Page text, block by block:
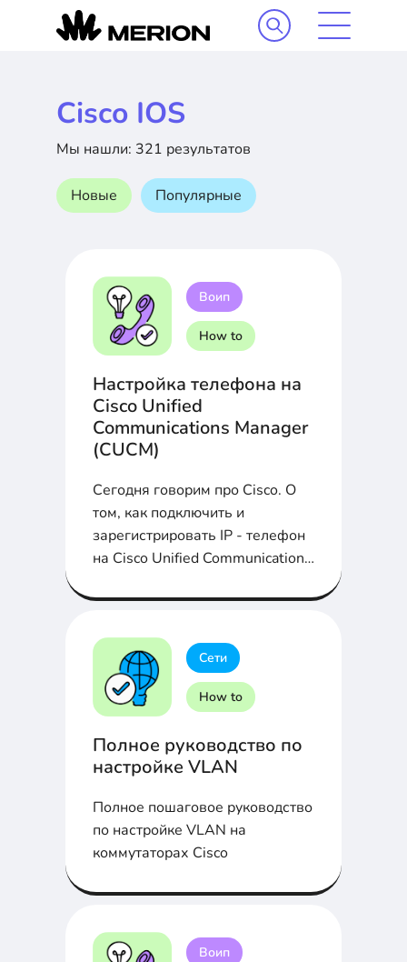
Cisco IOS
Мы нашли: 321 результатов
Новые Популярные
Воип
How to
Настройка телефона на
Cisco Unified
Communications Manager
(CUCM)
Сегодня говорим про Cisco. О
том, как подключить и
зарегистрировать IP - телефон
на Cisco Unified Communications
статье...
Сети
How to
Полное руководство по
настройке VLAN
Полное пошаговое руководство
по настройке VLAN на
коммутаторах Cisco
Воип